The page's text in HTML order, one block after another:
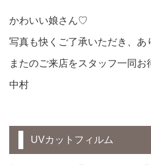
かわいい娘さん♡
写真も快くご了承いただき、
またのご来店をスタッフ一同お
中村
UVカットフィルム